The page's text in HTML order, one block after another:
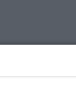
–
bo